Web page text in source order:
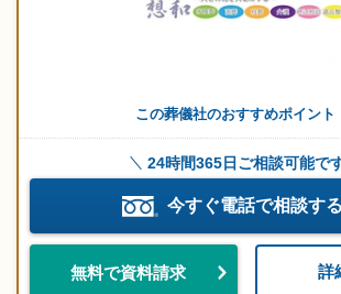
この葬儀社のおすすめポイント
24時間365日ご相談可能で
今すぐ電話で相談する
無料で資料請求 詳